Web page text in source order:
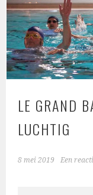
LE GRAND
LUCHTIG
8 mei 2019 Een